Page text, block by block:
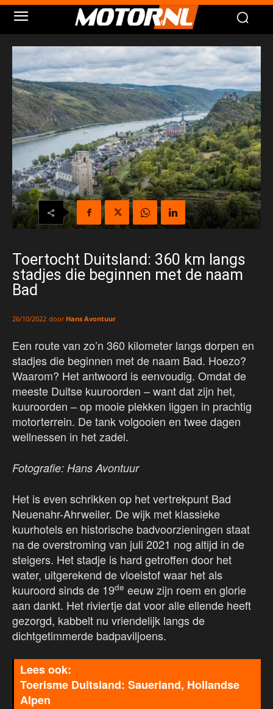
Toertocht Duitsland: 360 km langs
stadjes die beginnen met de naam
Bad
26/10/2022 door Hans Avontuur
Een route van zo’n 360 kilometer langs dorpen en
stadjes die beginnen met de naam Bad. Hoezo?
Waarom? Het antwoord is eenvoudig. Omdat de
meeste Duitse kuuroorden – want dat zijn het,
kuuroorden – op mooie plekken liggen in prachtig
motorterrein. De tank volgooien en twee dagen
wellnessen in het zadel.
Fotografie: Hans Avontuur
Het is even schrikken op het vertrekpunt Bad
Neuenahr-Ahrweiler. De wijk met klassieke
kuurhotels en historische badvoorzieningen staat
na de overstroming van juli 2021 nog altijd in de
steigers. Het stadje is hard getroffen door het
water, uitgerekend de vloeistof waar het als
kuuroord sinds de 19de eeuw zijn roem en glorie
aan dankt. Het riviertje dat voor alle ellende heeft
gezorgd, kabbelt nu vriendelijk langs de
dichtgetimmerde badpaviljoens.
Toerisme Duitsland: Sauerland, Hollandse
Alpen